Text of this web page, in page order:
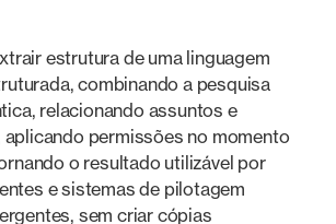
estrutura de uma linguagem
combinando a pesquisa
relacionando assuntos e
permissões no momento
o resultado utilizável por
e sistemas de pilotagem
sem criar cópias